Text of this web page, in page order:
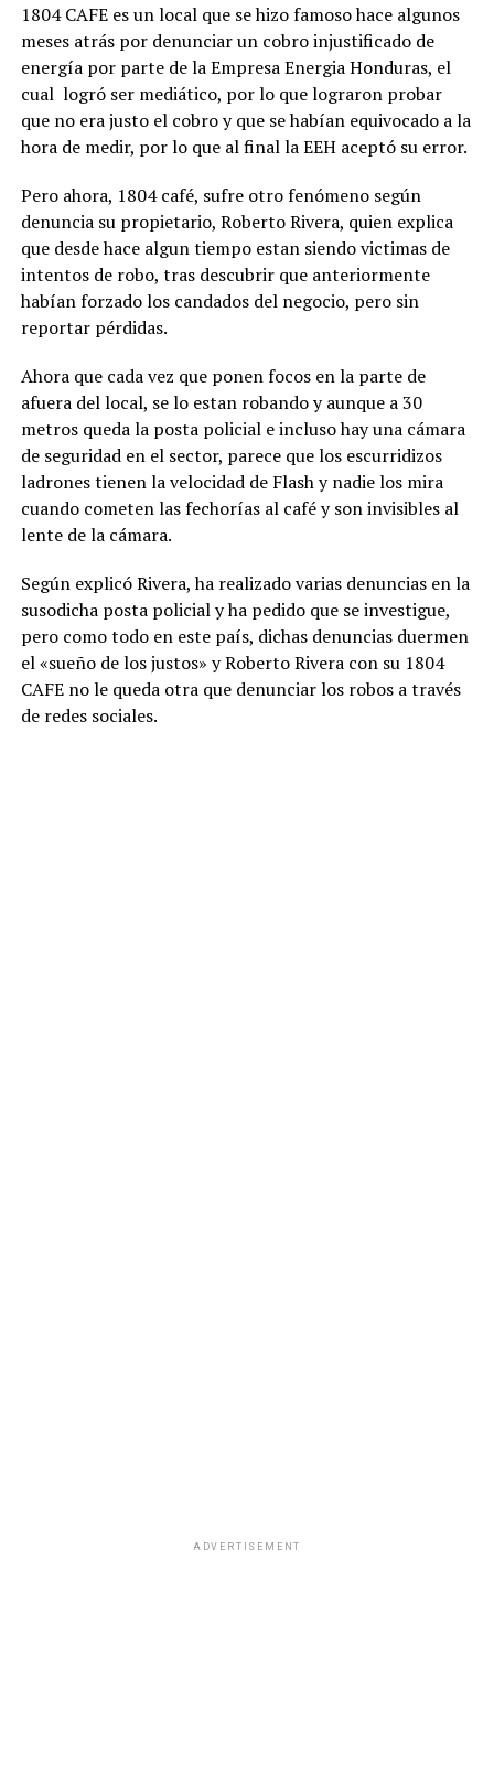
1804 CAFE es un local que se hizo famoso hace algunos
meses atrás por denunciar un cobro injustificado de
energía por parte de la Empresa Energia Honduras, el
cual logró ser mediático, por lo que lograron probar
que no era justo el cobro y que se habían equivocado a la
hora de medir, por lo que al final la EEH aceptó su error.
Pero ahora, 1804 café, sufre otro fenómeno según
denuncia su propietario, Roberto Rivera, quien explica
que desde hace algun tiempo estan siendo victimas de
intentos de robo, tras descubrir que anteriormente
habían forzado los candados del negocio, pero sin
reportar pérdidas.
Ahora que cada vez que ponen focos en la parte de
afuera del local, se lo estan robando y aunque a 30
metros queda la posta policial e incluso hay una cámara
de seguridad en el sector, parece que los escurridizos
ladrones tienen la velocidad de Flash y nadie los mira
cuando cometen las fechorías al café y son invisibles al
lente de la cámara.
Según explicó Rivera, ha realizado varias denuncias en la
susodicha posta policial y ha pedido que se investigue,
pero como todo en este país, dichas denuncias duermen
el «sueño de los justos» y Roberto Rivera con su 1804
CAFE no le queda otra que denunciar los robos a través
de redes sociales.
ADVERTISEMENT